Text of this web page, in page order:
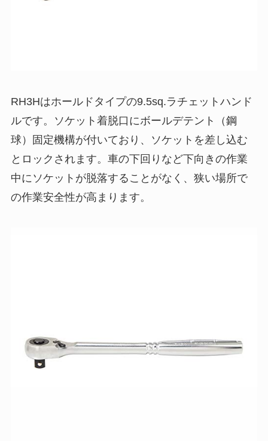
RH3Hはホールドタイプの9.5sq.ラチェットハンド
ルです。ソケット着脱口にボールデテント（鋼
球）固定機構が付いており、ソケットを差し込む
とロックされます。車の下回りなど下向きの作業
中にソケットが脱落することがなく、狭い場所で
の作業安全性が高まります。